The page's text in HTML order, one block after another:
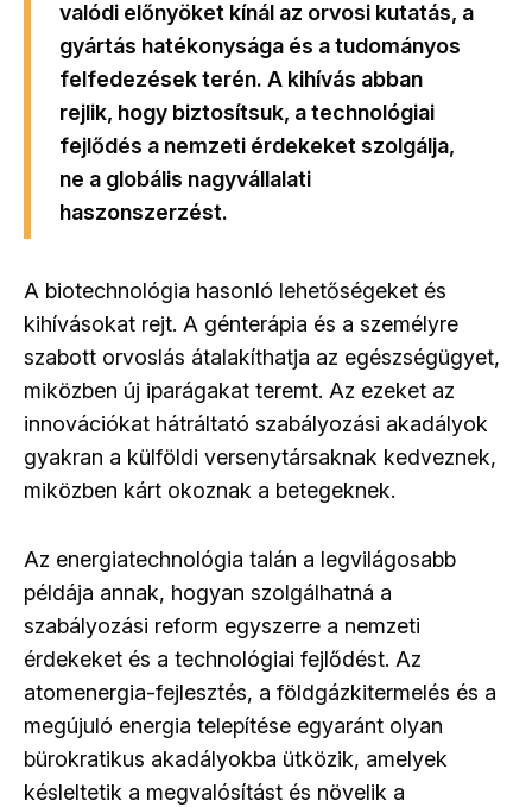
valódi előnyöket kínál az orvosi kutatás, a
gyártás hatékonysága és a tudományos
felfedezések terén. A kihívás abban
rejlik, hogy biztosítsuk, a technológiai
fejlődés a nemzeti érdekeket szolgálja,
ne a globális nagyvállalati
haszonszerzést.
A biotechnológia hasonló lehetőségeket és
kihívásokat rejt. A génterápia és a személyre
szabott orvoslás átalakíthatja az egészségügyet,
miközben új iparágakat teremt. Az ezeket az
innovációkat hátráltató szabályozási akadályok
gyakran a külföldi versenytársaknak kedveznek,
miközben kárt okoznak a betegeknek.
Az energiatechnológia talán a legvilágosabb
példája annak, hogyan szolgálhatná a
szabályozási reform egyszerre a nemzeti
érdekeket és a technológiai fejlődést. Az
atomenergia-fejlesztés, a földgázkitermelés és a
megújuló energia telepítése egyaránt olyan
bürokratikus akadályokba ütközik, amelyek
késleltetik a megvalósítást és növelik a